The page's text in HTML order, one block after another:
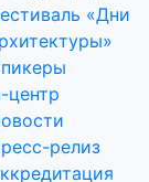
«Дни
центр
релиз